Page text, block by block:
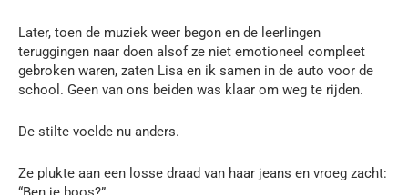
Later, toen de muziek weer begon en de leerlingen
teruggingen naar doen alsof ze niet emotioneel compleet
gebroken waren, zaten Lisa en ik samen in de auto voor de
school. Geen van ons beiden was klaar om weg te rijden.
De stilte voelde nu anders.
Ze plukte aan een losse draad van haar jeans en vroeg zacht: